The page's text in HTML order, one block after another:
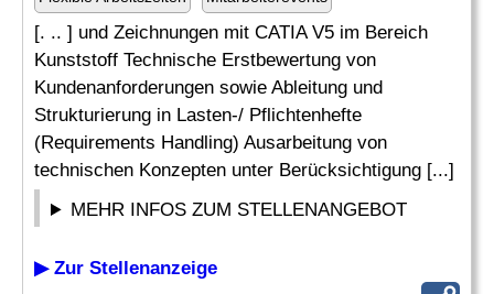
[. .. ] und Zeichnungen mit CATIA V5 im Bereich
Kunststoff Technische Erstbewertung von
Kundenanforderungen sowie Ableitung und
Strukturierung in Lasten-/ Pflichtenhefte
(Requirements Handling) Ausarbeitung von
technischen Konzepten unter Berücksichtigung [...]
MEHR INFOS ZUM STELLENANGEBOT
▶ Zur Stellenanzeige